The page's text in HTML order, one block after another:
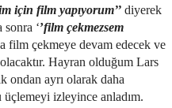
için film yapıyorum’’ diyerek
sonra ‘’film çekmezsem
film çekmeye devam edecek ve
Hayran olduğum Lars
ondan ayrı olarak daha
üçlemeyi izleyince anladım.